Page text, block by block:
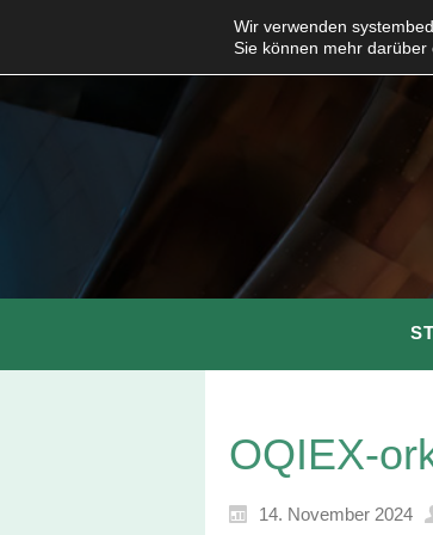
OQIEX-
14. November 2024
Wir verwenden
Sie können mehr